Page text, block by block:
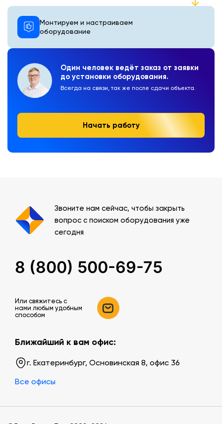
Один человек ведёт заказ от заявки
до установки оборудования.
Всегда на связи, так же после сдачи объекта.
Начать работу
Монтируем и настраиваем
оборудование
Звоните нам сейчас, чтобы закрыть
вопрос с поиском оборудования уже
сегодня
8 (800) 500-69-75
Или свяжитесь c
нами любым удобным
способом
Ближайший к вам офис:
г. Екатеринбург, Основинская 8, офис 36
Все офисы